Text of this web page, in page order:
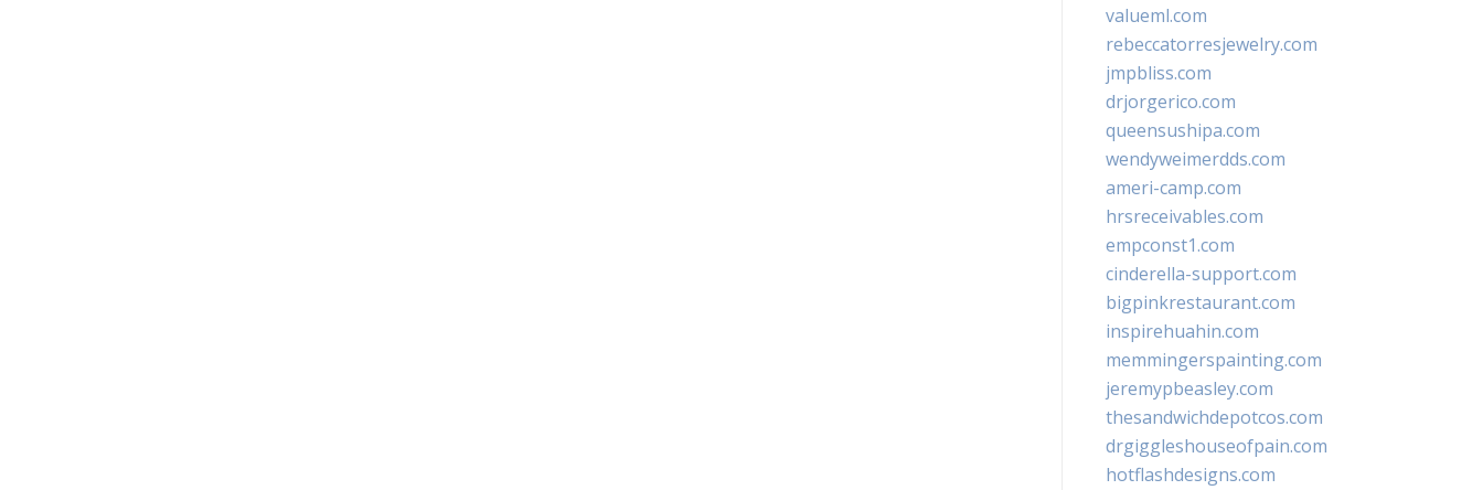
valueml.com
rebeccatorresjewelry.com
jmpbliss.com
drjorgerico.com
queensushipa.com
wendyweimerdds.com
ameri-camp.com
hrsreceivables.com
empconst1.com
cinderella-support.com
bigpinkrestaurant.com
inspirehuahin.com
memmingerspainting.com
jeremypbeasley.com
thesandwichdepotcos.com
drgiggleshouseofpain.com
hotflashdesigns.com